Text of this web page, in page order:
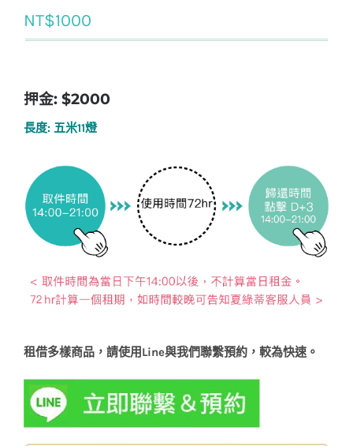
NT$1000
押金: $2000
長度: 五米11燈
租借多樣商品，請使用Line與我們聯繫預約，較為快速。